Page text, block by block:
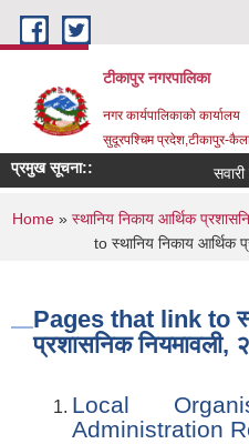
Skip to main content
टीकापुर नगरपालिका
नगर कार्यपालिकाको कार्यालय
सुदूरपश्चिम प्रदेश,टीकापुर-
प्रमुख सूचना::
You are here
Home » स्थानिय निकाय आर्थिक
to स्थानिय निकाय आर्थिक
Pages that link to
प्रशासनिक नियमावली,
Local
Administration